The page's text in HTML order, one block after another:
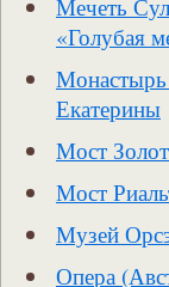
Мечеть
«Голубая
Екатерины
Мост
Мост
Музей
Опера